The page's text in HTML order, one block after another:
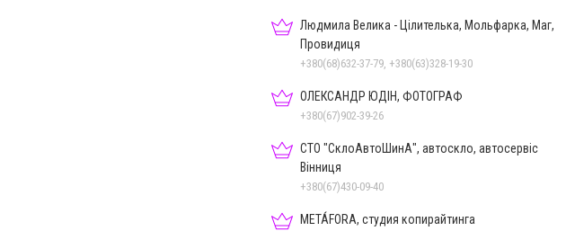
Людмила Велика - Цілителька, Мольфарка, Маг,
Провидиця
+380(68)632-37-79, +380(63)328-19-30
ОЛЕКСАНДР ЮДІН, ФОТОГРАФ
+380(67)902-39-26
СТО "СклоАвтоШинА", автоскло, автосервіс
Вінниця
+380(67)430-09-40
METÁFORA, студия копирайтинга